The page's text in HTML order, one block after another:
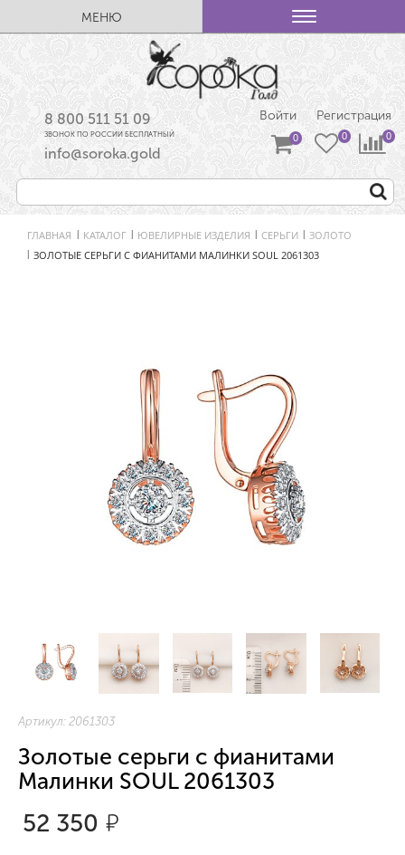
МЕНЮ
8 800 511 51 09
ЗВОНОК ПО РОССИИ БЕСПЛАТНЫЙ
info@soroka.gold
Войти Регистрация
ГЛАВНАЯ КАТАЛОГ ЮВЕЛИРНЫЕ ИЗДЕЛИЯ СЕРЬГИ ЗОЛОТО
ЗОЛОТЫЕ СЕРЬГИ С ФИАНИТАМИ МАЛИНКИ SOUL 2061303
Артикул: 2061303
Золотые серьги с фианитами
Малинки SOUL 2061303
52 350 р.